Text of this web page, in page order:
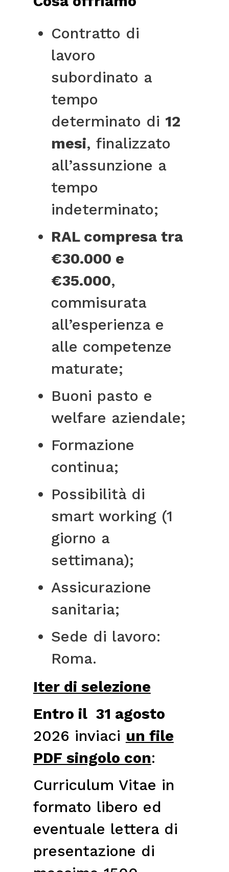
Contratto di
lavoro
subordinato a
tempo
determinato di 12
mesi, finalizzato
all’assunzione a
tempo
indeterminato;
RAL compresa tra
€30.000 e
€35.000,
commisurata
all’esperienza e
alle competenze
maturate;
Buoni pasto e
welfare aziendale;
Formazione
continua;
Possibilità di
smart working (1
giorno a
settimana);
Assicurazione
sanitaria;
Sede di lavoro:
Roma.
Iter di selezione
Entro il 31 agosto
2026 inviaci un file
PDF singolo con:
Curriculum Vitae in
formato libero ed
eventuale lettera di
presentazione di